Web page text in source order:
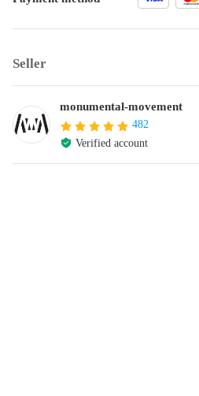
Seller
monumental-movement
482
Verified account